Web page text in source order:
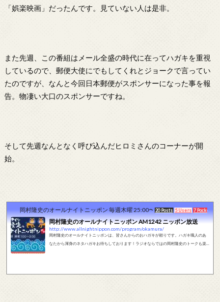
「娯楽映画」だったんです。見ていない人は是非。
また先週、この番組はメール全盛の時代に在ってハガキを重視
しているので、郵便大使にでもしてくれとジョークで言ってい
たのですが、なんと今回日本郵便がスポンサーになった事を報
告。物凄い大口のスポンサーですね。
そして先週なんとなく呼び込んだヒロミさんのコーナーが開
始。
岡村隆史のオールナイトニッポン 毎週木曜 25:00〜27:00
20 Posts 5 Users 7 Pockets
岡村隆史のオールナイトニッポン AM1242 ニッポン放送
http://www.allnightnippon.com/program/okamura/
岡村隆史のオールナイトニッポンは、皆さんからのおハガキが頼りです。ハガキ職人のあ
なたから渾身のネタハガキお待ちしております！ラジオならではの岡村隆史のトークも楽